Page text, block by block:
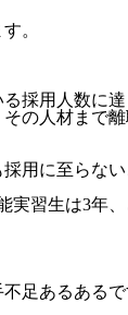
。
採用人数
の人材まで
用に至らな
習生は3
足あるある